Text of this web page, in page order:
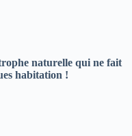
naturelle qui ne fait
habitation !